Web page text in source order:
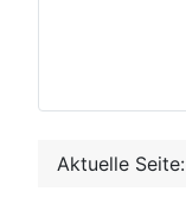
Aktuelle Seite: